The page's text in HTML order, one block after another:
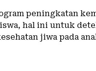
peningkatan
hal ini untuk
jiwa pada